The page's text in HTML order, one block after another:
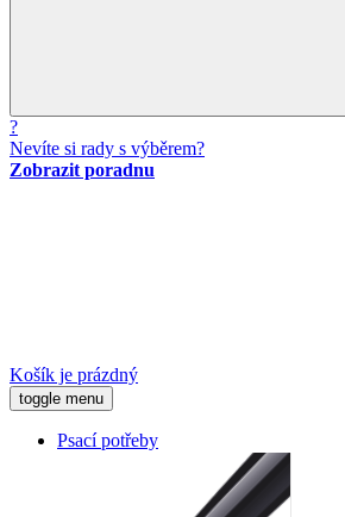
?
Nevíte si rady s výběrem?
Zobrazit poradnu
Košík je prázdný
toggle menu
Psací potřeby